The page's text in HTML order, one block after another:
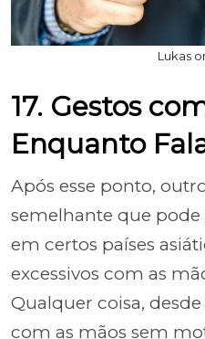
Lukas
17. Gestos
Enquanto
Após esse ponto,
semelhante que
em certos países
excessivos com as
Qualquer coisa,
com as mãos sem